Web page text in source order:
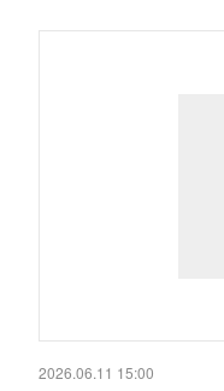
2026.06.11 15:00